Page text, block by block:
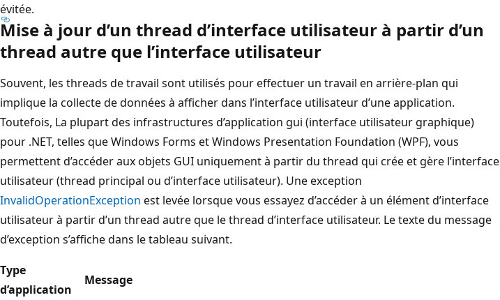
évitée.
Mise à jour d’un thread d’interface utilisateur à partir d’un
thread autre que l’interface utilisateur
Souvent, les threads de travail sont utilisés pour effectuer un travail en arrière-plan qui
implique la collecte de données à afficher dans l’interface utilisateur d’une application.
Toutefois, La plupart des infrastructures d’application gui (interface utilisateur graphique)
pour .NET, telles que Windows Forms et Windows Presentation Foundation (WPF), vous
permettent d’accéder aux objets GUI uniquement à partir du thread qui crée et gère l’interface
utilisateur (thread principal ou d’interface utilisateur). Une exception
InvalidOperationException est levée lorsque vous essayez d’accéder à un élément d’interface
utilisateur à partir d’un thread autre que le thread d’interface utilisateur. Le texte du message
d’exception s’affiche dans le tableau suivant.
Type
d’application
Message